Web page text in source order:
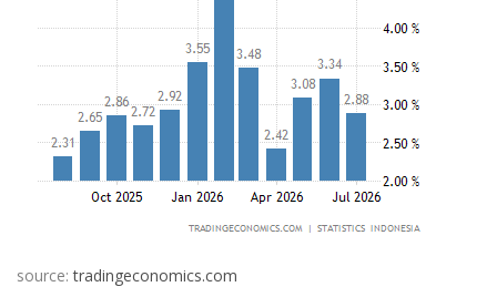
source:tradingeconomics.com